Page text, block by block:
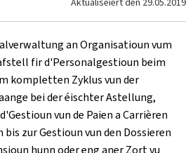
an Organisatioun vum
fir d'Personalgestioun beim
kompletten Zyklus vun der
bei der éischter Astellung,
vun de Paien a Carrièren
zur Gestioun vun den Dossieren
hunn oder eng aner Zort vu